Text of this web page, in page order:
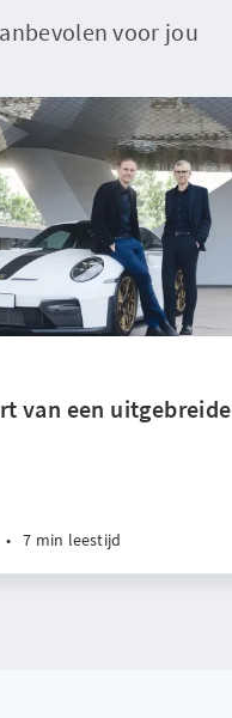
voor jou
van een uitgebreide
• 7 min leestijd